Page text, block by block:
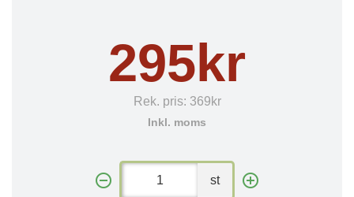
295kr
Rek. pris: 369kr
Inkl. moms
st